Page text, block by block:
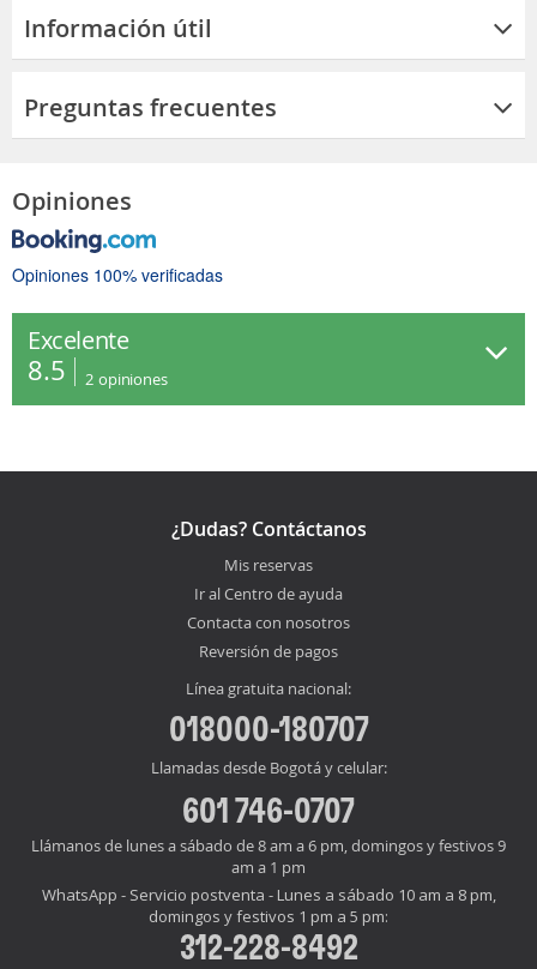
Información útil
Preguntas frecuentes
Opiniones
Opiniones 100% verificadas
Excelente
8.5 2 opiniones
¿Dudas? Contáctanos
Mis reservas
Ir al Centro de ayuda
Contacta con nosotros
Reversión de pagos
Línea gratuita nacional:
018000-180707
Llamadas desde Bogotá y celular:
601 746-0707
Llámanos de lunes a sábado de 8 am a 6 pm, domingos y festivos 9
am a 1 pm
WhatsApp - Servicio postventa - Lunes a sábado 10 am a 8 pm,
domingos y festivos 1 pm a 5 pm:
312-228-8492